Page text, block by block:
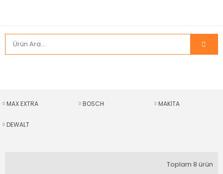
MAX EXTRA BOSCH MAKİTA
DEWALT
Toplam 8 ürün